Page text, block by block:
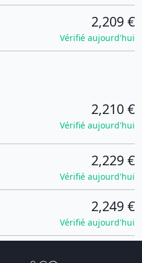
2,209 €
Vérifié aujourd'hui
2,210 €
Vérifié aujourd'hui
2,229 €
Vérifié aujourd'hui
2,249 €
Vérifié aujourd'hui